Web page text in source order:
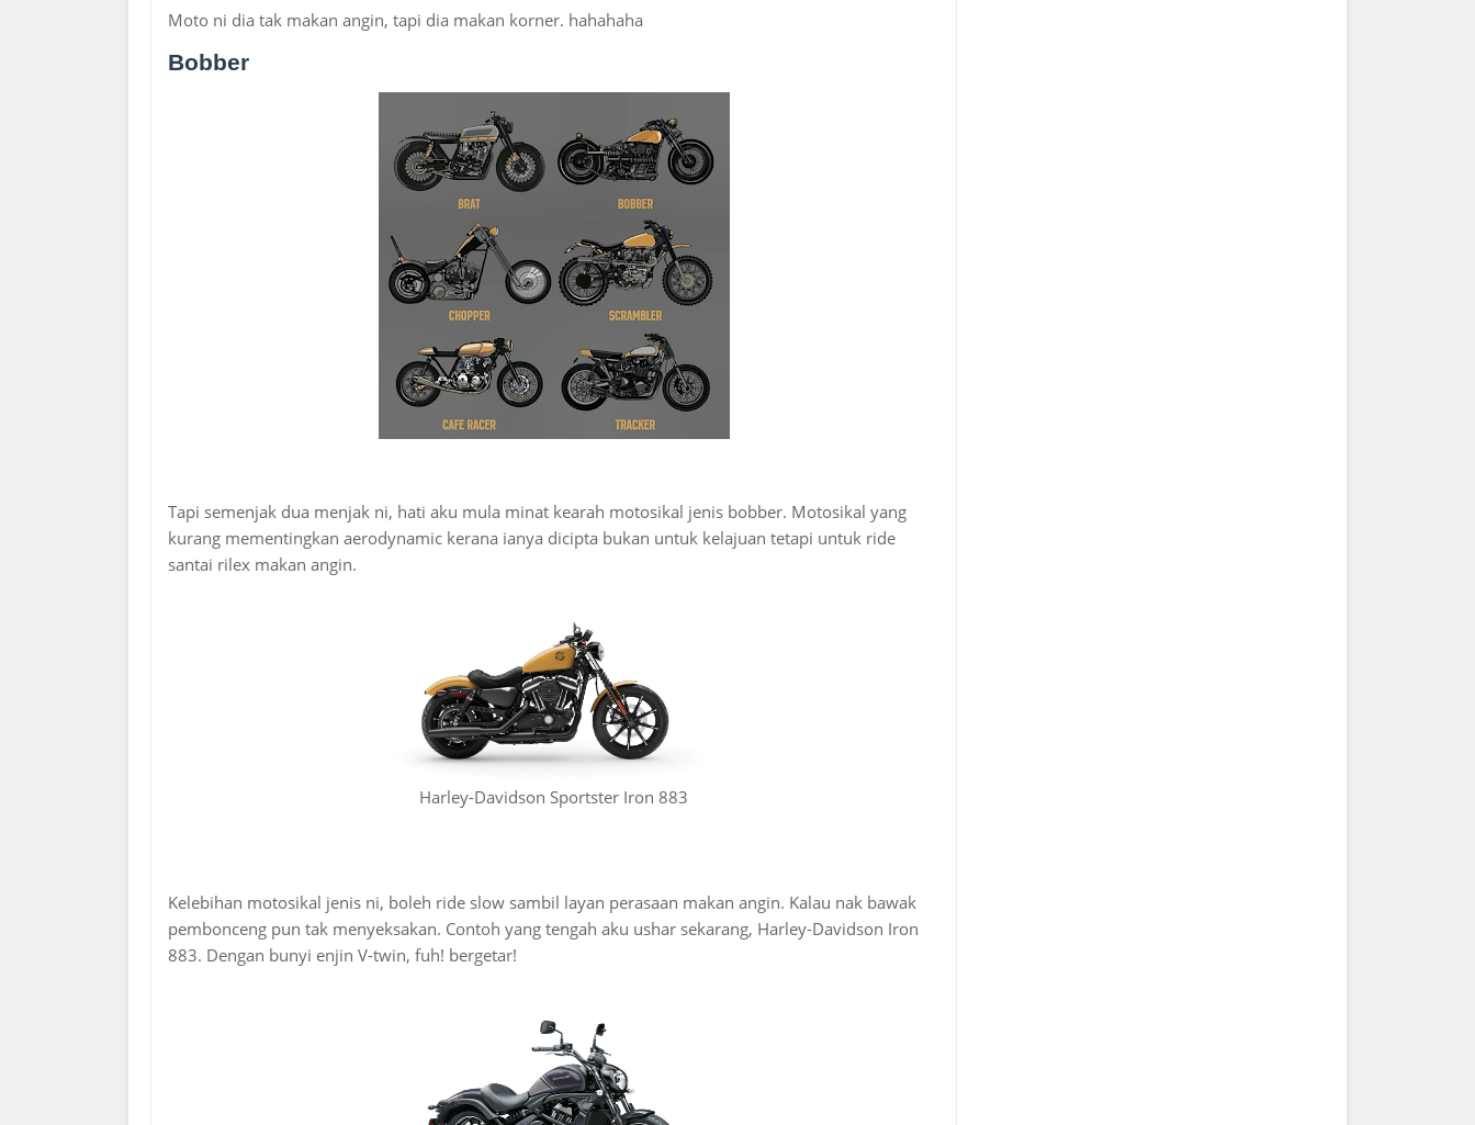
Moto ni dia tak makan angin, tapi dia makan korner. hahahaha
Bobber
Tapi semenjak dua menjak ni, hati aku mula minat kearah motosikal jenis bobber. Motosikal yang
kurang mementingkan aerodynamic kerana ianya dicipta bukan untuk kelajuan tetapi untuk ride
santai rilex makan angin.
Harley-Davidson Sportster Iron 883
Kelebihan motosikal jenis ni, boleh ride slow sambil layan perasaan makan angin. Kalau nak bawak
pembonceng pun tak menyeksakan. Contoh yang tengah aku ushar sekarang, Harley-Davidson Iron
883. Dengan bunyi enjin V-twin, fuh! bergetar!